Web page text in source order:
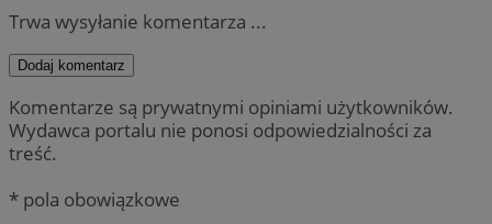
Trwa wysyłanie komentarza ...
Dodaj komentarz
Komentarze są prywatnymi opiniami użytkowników.
Wydawca portalu nie ponosi odpowiedzialności za
treść.
* pola obowiązkowe